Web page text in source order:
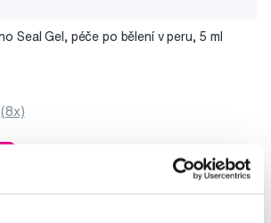
Seal Gel, péče po bělení v peru, 5 ml
(8x)